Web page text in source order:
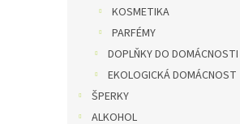
KOSMETIKA
PARFÉMY
DOPLŇKY DO DOMÁCNOSTI
EKOLOGICKÁ DOMÁCNOST
ŠPERKY
ALKOHOL